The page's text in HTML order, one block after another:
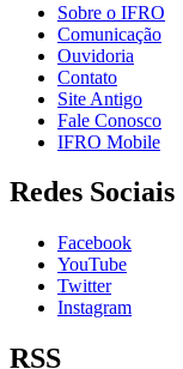
Sobre o IFRO
Comunicação
Ouvidoria
Contato
Site Antigo
Fale Conosco
IFRO Mobile
Redes Sociais
Facebook
YouTube
Twitter
Instagram
RSS